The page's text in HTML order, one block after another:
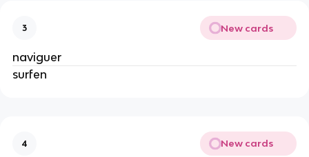
3 New cards
naviguer
surfen
4 New cards